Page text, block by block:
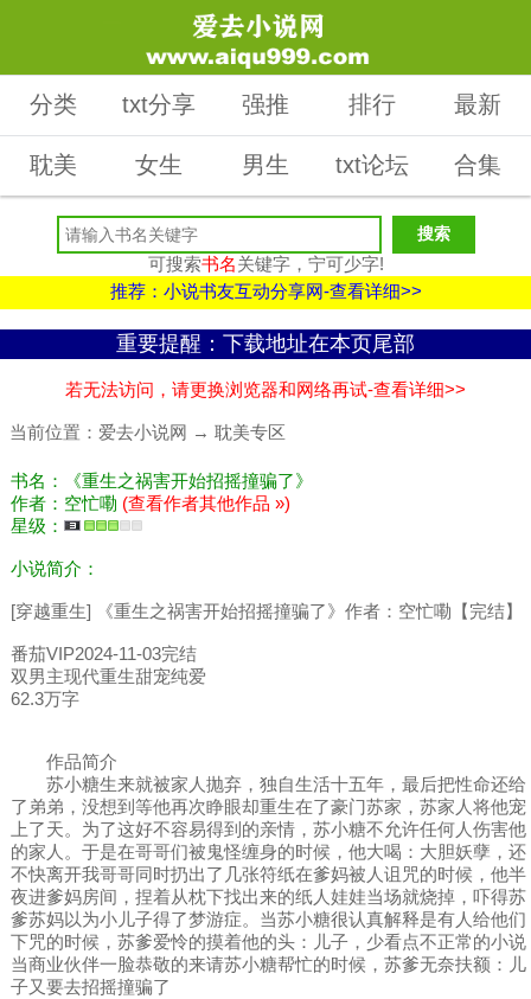
分类 txt分享 强推 排行 最新
耽美 女生 男生 txt论坛 合集
可搜索书名关键字，宁可少字!
推荐：小说书友互动分享网-查看详细>>
重要提醒：下载地址在本页尾部
若无法访问，请更换浏览器和网络再试-查看详细>>
当前位置： 爱去小说网 → 耽美专区
书名：《重生之祸害开始招摇撞骗了》
作者：空忙嘞 (查看作者其他作品 »)
星级：
小说简介：
[穿越重生] 《重生之祸害开始招摇撞骗了》作者：空忙嘞【完结】
番茄VIP2024-11-03完结
双男主现代重生甜宠纯爱
62.3万字
作品简介
苏小糖生来就被家人抛弃，独自生活十五年，最后把性命还给
了弟弟，没想到等他再次睁眼却重生在了豪门苏家，苏家人将他宠
上了天。为了这好不容易得到的亲情，苏小糖不允许任何人伤害他
的家人。于是在哥哥们被鬼怪缠身的时候，他大喝：大胆妖孽，还
不快离开我哥哥同时扔出了几张符纸在爹妈被人诅咒的时候，他半
夜进爹妈房间，捏着从枕下找出来的纸人娃娃当场就烧掉，吓得苏
爹苏妈以为小儿子得了梦游症。当苏小糖很认真解释是有人给他们
下咒的时候，苏爹爱怜的摸着他的头：儿子，少看点不正常的小说
当商业伙伴一脸恭敬的来请苏小糖帮忙的时候，苏爹无奈扶额：儿
子又要去招摇撞骗了